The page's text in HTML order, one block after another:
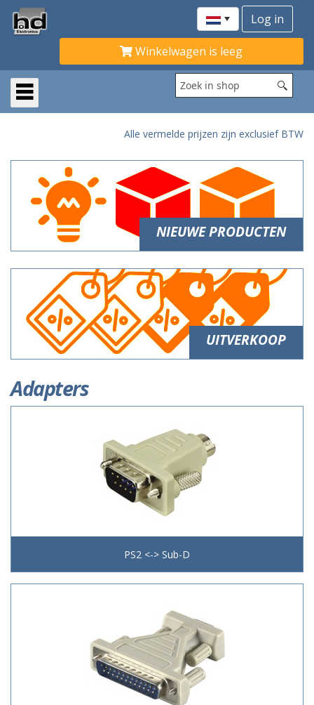
Winkelwagen is leeg
Alle vermelde prijzen zijn exclusief BTW
NIEUWE PRODUCTEN
UITVERKOOP
Adapters
PS2 <-> Sub-D